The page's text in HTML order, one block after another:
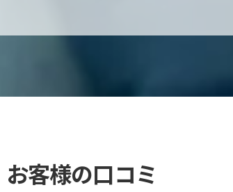
お客様の口コミ